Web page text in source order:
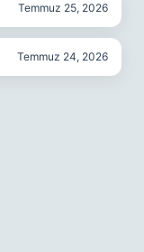
Temmuz 25, 2026
Temmuz 24, 2026